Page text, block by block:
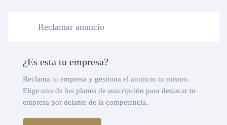
Reclamar anuncio
¿Es esta tu empresa?
Reclama tu empresa y gestiona el anuncio tu mismo.
Elige uno de los planes de suscripción para destacar tu
empresa por delante de la competencia.